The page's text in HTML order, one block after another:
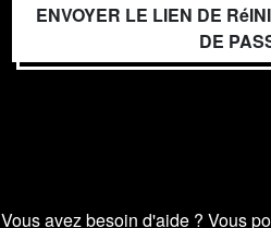
ENVOYER LE LIEN DE
DE
Vous avez besoin d'aide ? Vous